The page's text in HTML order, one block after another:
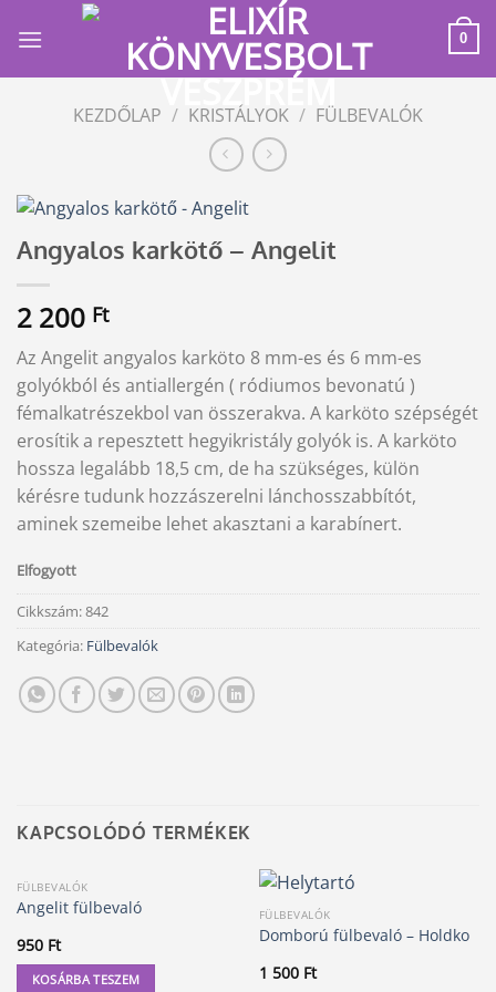
0
KEZDŐLAP / KRISTÁLYOK / FÜLBEVALÓK
Angyalos karkötő – Angelit
2 200 Ft
Az Angelit angyalos karköto 8 mm-es és 6 mm-es
golyókból és antiallergén ( ródiumos bevonatú )
fémalkatrészekbol van összerakva. A karköto szépségét
erosítik a repesztett hegyikristály golyók is. A karköto
hossza legalább 18,5 cm, de ha szükséges, külön
kérésre tudunk hozzászerelni lánchosszabbítót,
aminek szemeibe lehet akasztani a karabínert.
Elfogyott
Cikkszám:842
Kategória: Fülbevalók
KAPCSOLÓDÓ TERMÉKEK
FÜLBEVALÓK
Angelit fülbevaló
950 Ft
KOSÁRBA TESZEM
FÜLBEVALÓK
Domború fülbevaló – Holdko
1 500 Ft